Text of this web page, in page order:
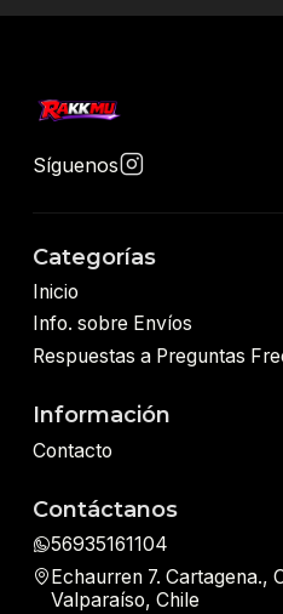
Síguenos
Categorías
Inicio
Info. sobre Envíos
Respuestas a Preguntas
Información
Contacto
Contáctanos
56935161104
Echaurren 7. Cartagena.,
Valparaíso, Chile